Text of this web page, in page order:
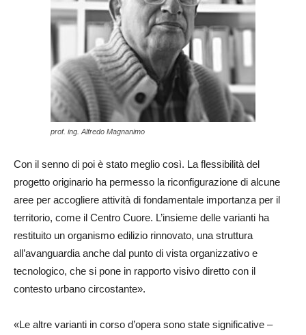
prof. ing. Alfredo Magnanimo
Con il senno di poi è stato meglio così. La flessibilità del
progetto originario ha permesso la riconfigurazione di alcune
aree per accogliere attività di fondamentale importanza per il
territorio, come il Centro Cuore. L’insieme delle varianti ha
restituito un organismo edilizio rinnovato, una struttura
all’avanguardia anche dal punto di vista organizzativo e
tecnologico, che si pone in rapporto visivo diretto con il
contesto urbano circostante».
«Le altre varianti in corso d’opera sono state significative –